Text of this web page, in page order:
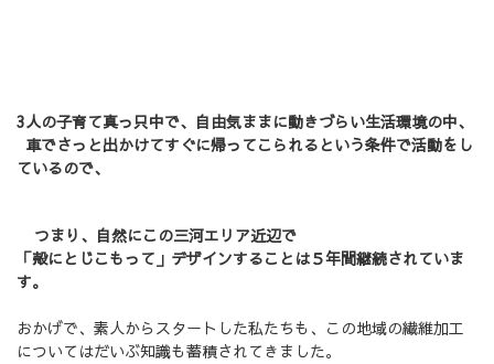
3人の子育て真っ只中で、自由気ままに動きづらい生活環境の中、
車でさっと出かけてすぐに帰ってこられるという条件で活動をし
ているので、
つまり、自然にこの三河エリア近辺で
「殻にとじこもって」デザインすることは５年間継続されていま
す。
おかげで、素人からスタートした私たちも、この地域の繊維加工
についてはだいぶ知識も蓄積されてきました。